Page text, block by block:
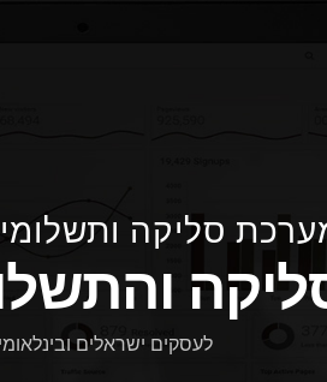
סליקה
לעסקים ישראלים